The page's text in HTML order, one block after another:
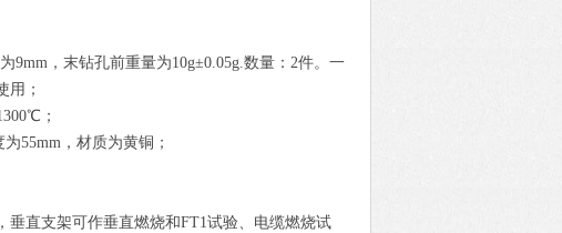
9mm，末钻孔前重量为10g±0.05g.数量：2件。一
用；
；
55mm，材质为黄铜；
直支架可作垂直燃烧和FT1试验、电缆燃烧试